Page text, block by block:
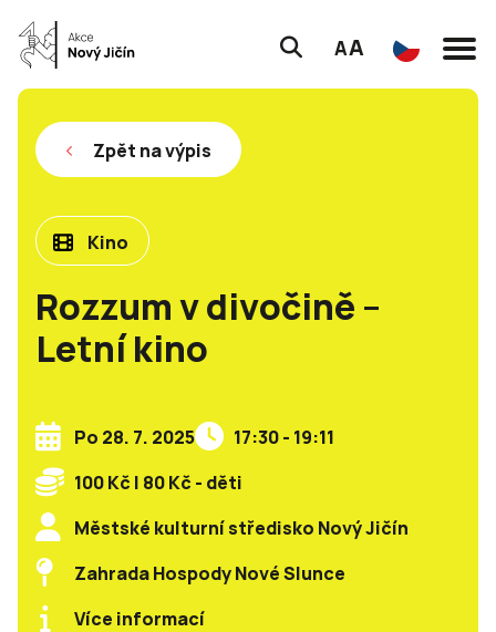
AA
Zpět na výpis
Kino
Rozzum v divočině –
Letní kino
Po 28. 7. 2025
17:30 - 19:11
100 Kč | 80 Kč - děti
Městské kulturní středisko Nový Jičín
Zahrada Hospody Nové Slunce
Více informací